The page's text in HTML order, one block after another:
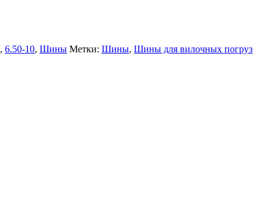
, 6.50-10, Шины Метки: Шины, Шины для вилочных